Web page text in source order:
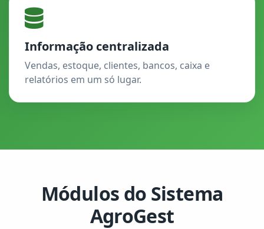
Informação centralizada
Vendas, estoque, clientes, bancos, caixa e
relatórios em um só lugar.
Módulos do Sistema
AgroGest